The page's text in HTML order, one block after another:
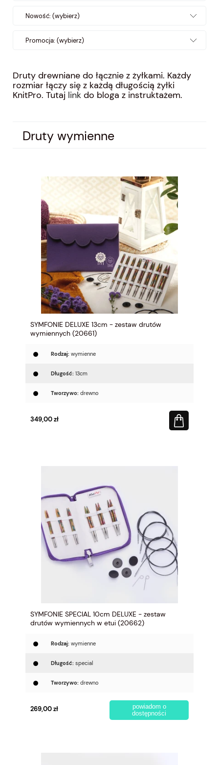
Nowość: (wybierz)
Promocja: (wybierz)
Druty drewniane do łącznie z żyłkami. Każdy
rozmiar łączy się z każdą długością żyłki
KnitPro. Tutaj link do bloga z instruktażem.
Druty wymienne
SYMFONIE DELUXE 13cm - zestaw drutów
wymiennych (20661)
Rodzaj: wymienne
Długość: 13cm
Tworzywo: drewno
349,00 zł
SYMFONIE SPECIAL 10cm DELUXE - zestaw
drutów wymiennych w etui (20662)
Rodzaj: wymienne
Długość: special
Tworzywo: drewno
269,00 zł
powiadom o
dostępności